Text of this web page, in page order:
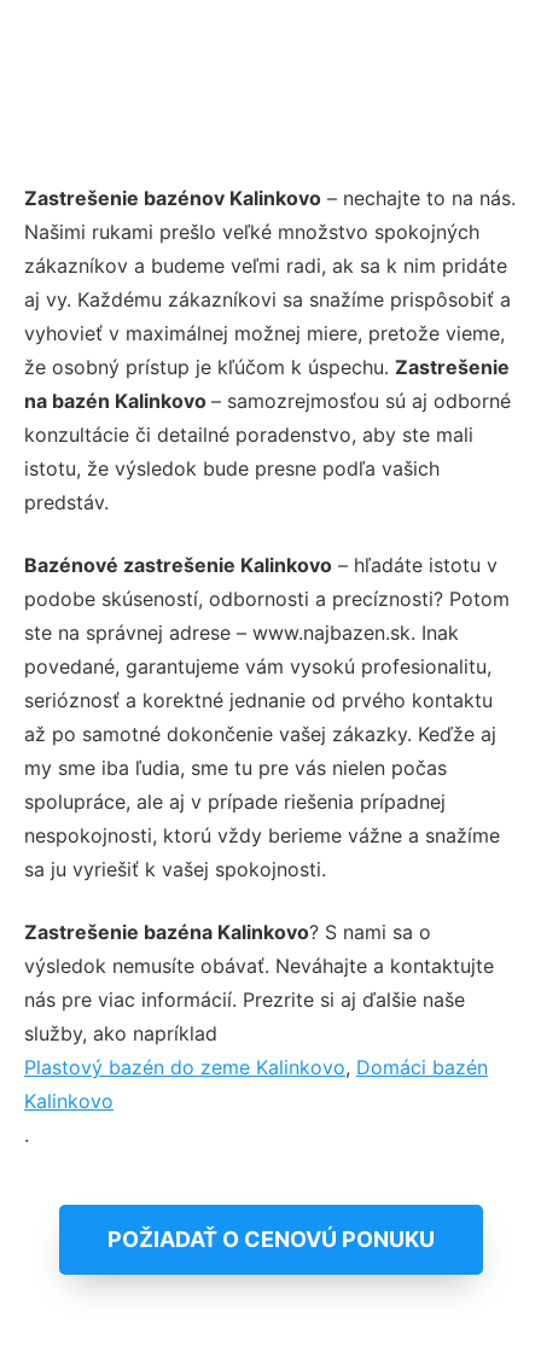
Zastrešenie bazénov Kalinkovo – nechajte to na nás.
Našimi rukami prešlo veľké množstvo spokojných
zákazníkov a budeme veľmi radi, ak sa k nim pridáte
aj vy. Každému zákazníkovi sa snažíme prispôsobiť a
vyhovieť v maximálnej možnej miere, pretože vieme,
že osobný prístup je kľúčom k úspechu. Zastrešenie
na bazén Kalinkovo – samozrejmosťou sú aj odborné
konzultácie či detailné poradenstvo, aby ste mali
istotu, že výsledok bude presne podľa vašich
predstáv.
Bazénové zastrešenie Kalinkovo – hľadáte istotu v
podobe skúseností, odbornosti a precíznosti? Potom
ste na správnej adrese – www.najbazen.sk. Inak
povedané, garantujeme vám vysokú profesionalitu,
serióznosť a korektné jednanie od prvého kontaktu
až po samotné dokončenie vašej zákazky. Keďže aj
my sme iba ľudia, sme tu pre vás nielen počas
spolupráce, ale aj v prípade riešenia prípadnej
nespokojnosti, ktorú vždy berieme vážne a snažíme
sa ju vyriešiť k vašej spokojnosti.
Zastrešenie bazéna Kalinkovo? S nami sa o
výsledok nemusíte obávať. Neváhajte a kontaktujte
nás pre viac informácií. Prezrite si aj ďalšie naše
služby, ako napríklad
Plastový bazén do zeme Kalinkovo, Domáci bazén
Kalinkovo
.
POŽIADAŤ O CENOVÚ PONUKU